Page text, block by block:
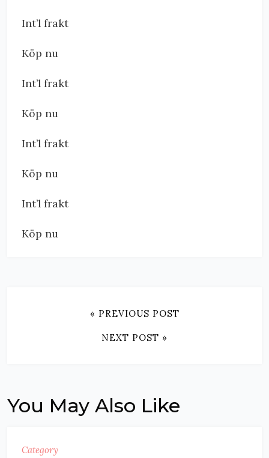
Int’l frakt
Köp nu
Int’l frakt
Köp nu
Int’l frakt
Köp nu
Int’l frakt
Köp nu
« PREVIOUS POST
NEXT POST »
You May Also Like
Category